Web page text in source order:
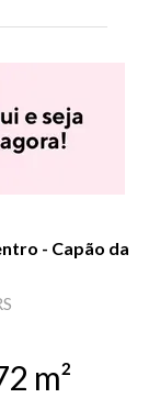
- Capão da
m²